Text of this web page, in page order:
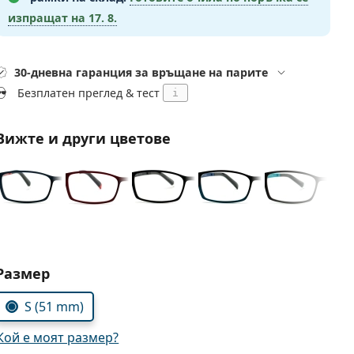
изпращат на 17. 8.
30-дневна гаранция за връщане на парите
Безплатен преглед & тест
i
и други цветове
параметри
S (51 mm)
е моят размер?